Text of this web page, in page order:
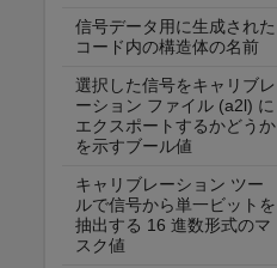
信号データ用に生成された
コード内の構造体の名前
選択した信号をキャリブレ
ーション ファイル (a2l) に
エクスポートするかどうか
を示すブール値
キャリブレーション ツー
ルで信号から単一ビットを
抽出する 16 進数形式のマ
スク値